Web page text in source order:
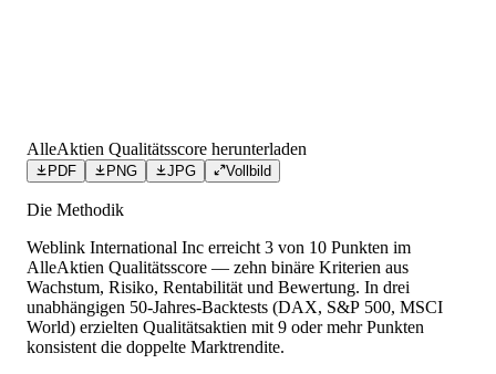
AlleAktien Qualitätsscore herunterladen
PDF PNG JPG Vollbild
Die Methodik
Weblink International Inc erreicht 3 von 10 Punkten im
AlleAktien Qualitätsscore — zehn binäre Kriterien aus
Wachstum, Risiko, Rentabilität und Bewertung. In drei
unabhängigen 50-Jahres-Backtests (DAX, S&P 500, MSCI
World) erzielten Qualitätsaktien mit 9 oder mehr Punkten
konsistent die doppelte Marktrendite.